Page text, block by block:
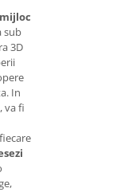
mijloc
sub
3D
In
va fi